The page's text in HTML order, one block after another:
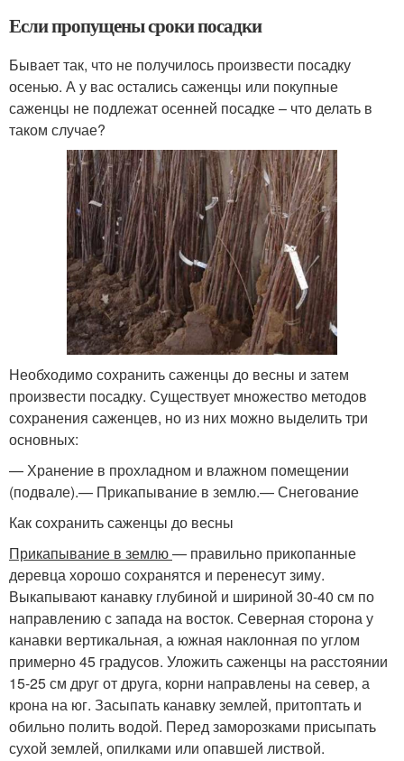
Если пропущены сроки посадки
Бывает так, что не получилось произвести посадку
осенью. А у вас остались саженцы или покупные
саженцы не подлежат осенней посадке – что делать в
таком случае?
Необходимо сохранить саженцы до весны и затем
произвести посадку. Существует множество методов
сохранения саженцев, но из них можно выделить три
основных:
— Хранение в прохладном и влажном помещении
(подвале).— Прикапывание в землю.— Снегование
Как сохранить саженцы до весны
Прикапывание в землю— правильно прикопанные
деревца хорошо сохранятся и перенесут зиму.
Выкапывают канавку глубиной и шириной 30-40 см по
направлению с запада на восток. Северная сторона у
канавки вертикальная, а южная наклонная по углом
примерно 45 градусов. Уложить саженцы на расстоянии
15-25 см друг от друга, корни направлены на север, а
крона на юг. Засыпать канавку землей, притоптать и
обильно полить водой. Перед заморозками присыпать
сухой землей, опилками или опавшей листвой.